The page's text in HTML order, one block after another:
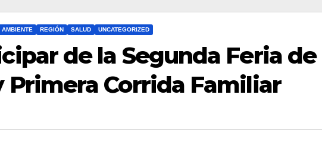
AMBIENTE REGIÓN SALUD UNCATEGORIZED
de la Segunda Feria de
Primera Corrida Familiar